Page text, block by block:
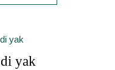
yak